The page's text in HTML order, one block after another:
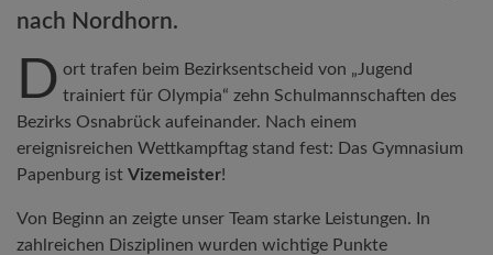
nach Nordhorn.
D ort trafen beim Bezirksentscheid von „Jugend
trainiert für Olympia“ zehn Schulmannschaften des
Bezirks Osnabrück aufeinander. Nach einem
ereignisreichen Wettkampftag stand fest: Das Gymnasium
Papenburg ist Vizemeister!
Von Beginn an zeigte unser Team starke Leistungen. In
zahlreichen Disziplinen wurden wichtige Punkte